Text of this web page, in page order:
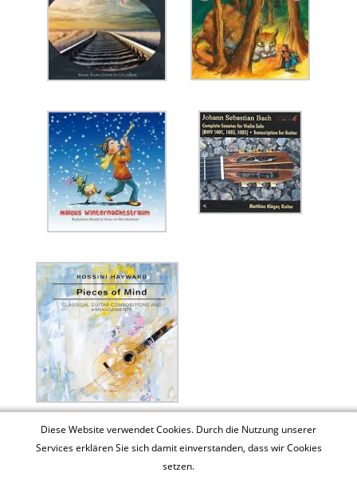
Diese Website verwendet Cookies. Durch die Nutzung unserer
Services erklären Sie sich damit einverstanden, dass wir Cookies
setzen.